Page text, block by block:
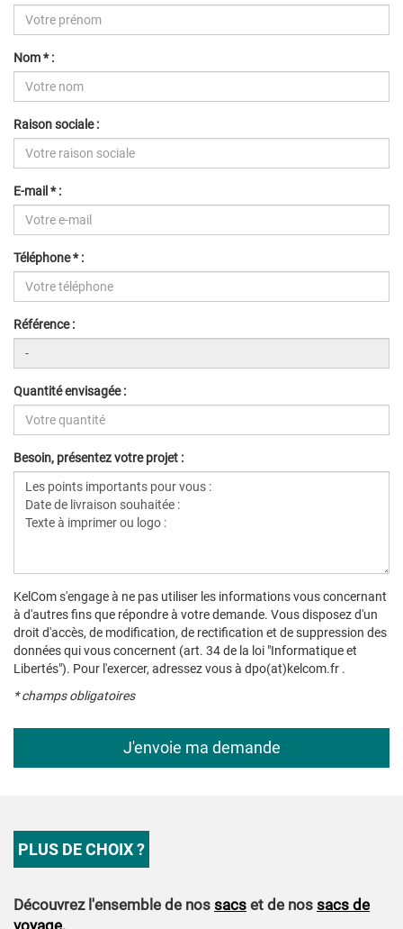
Nom * :
Raison sociale :
E-mail * :
Téléphone * :
Référence :
Quantité envisagée :
Besoin, présentez votre projet :
KelCom s'engage à ne pas utiliser les informations vous concernant
à d'autres fins que répondre à votre demande. Vous disposez d'un
droit d'accès, de modification, de rectification et de suppression des
données qui vous concernent (art. 34 de la loi "Informatique et
Libertés"). Pour l'exercer, adressez vous à dpo(at)kelcom.fr .
* champs obligatoires
PLUS DE CHOIX ?
Découvrez l'ensemble de nos sacs et de nos sacs de